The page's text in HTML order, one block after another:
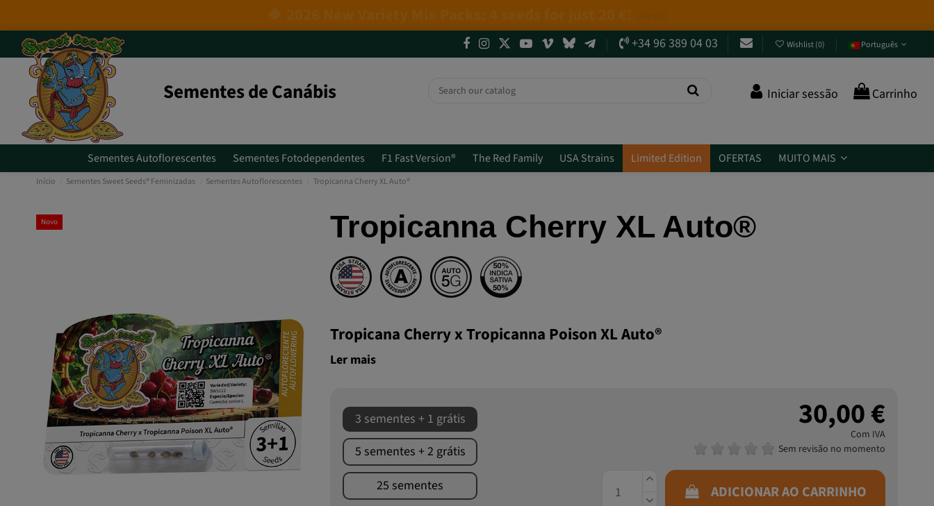
+34 96 389 04 03
Wishlist(0) Português
Sementes de Canábis Iniciar sessão Carrinho
Sementes Autoflorescentes Sementes Fotodependentes F1 Fast Version® The Red Family USA Strains Limited Edition OFERTAS MUITO MAIS
Início Sementes Sweet Seeds® Feminizadas Sementes Autoflorescentes Tropicanna Cherry XL Auto®
Novo Tropicanna Cherry XL Auto®
Tropicana Cherry x Tropicanna Poison XL Auto®
Ler mais
3 sementes + 1 grátis
5 sementes + 2 grátis
25 sementes
30,00 €
Com IVA
Sem revisão no momento
ADICIONAR AO CARRINHO